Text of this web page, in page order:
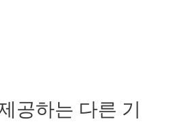
공하는 다른 기